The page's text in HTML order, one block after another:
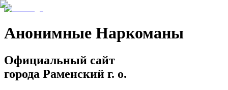
Анонимные Наркоманы
Официальный сайт
города Раменский г. о.